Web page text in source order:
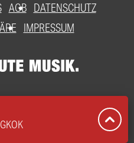
AGB DATENSCHUTZ
IMPRESSUM